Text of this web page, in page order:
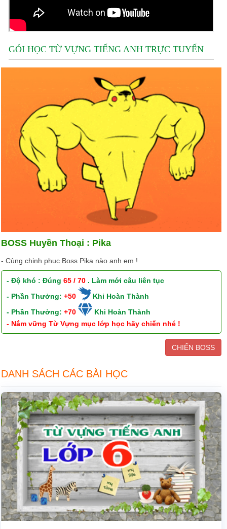
GÓI HỌC TỪ VỰNG TIẾNG ANH TRỰC TUYẾN
BOSS Huyền Thoại : Pika
- Cùng chinh phục Boss Pika nào anh em !
- Độ khó : Đúng65 / 70 . Làm mới câu liên tục
- Phần Thưởng:+50
Khi Hoàn Thành
- Phần Thưởng:+70
Khi Hoàn Thành
- Nắm vững Từ Vựng mục lớp học hãy chiến nhé !
CHIẾN BOSS
DANH SÁCH CÁC BÀI HỌC